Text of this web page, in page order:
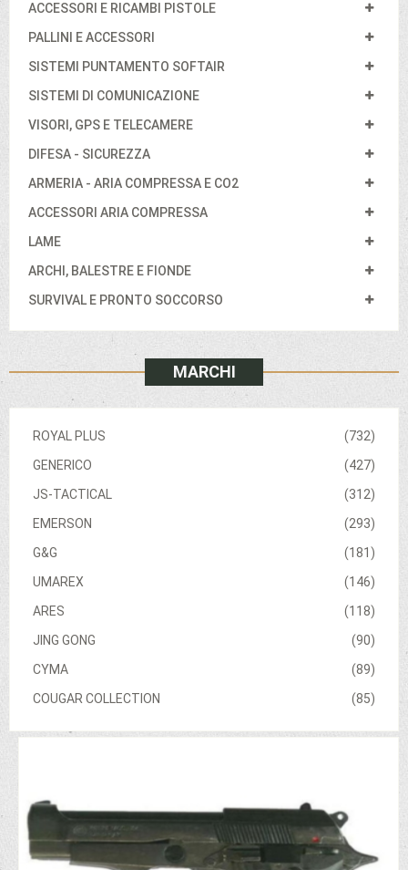
ACCESSORI E RICAMBI PISTOLE
PALLINI E ACCESSORI
SISTEMI PUNTAMENTO SOFTAIR
SISTEMI DI COMUNICAZIONE
VISORI, GPS E TELECAMERE
DIFESA - SICUREZZA
ARMERIA - ARIA COMPRESSA E CO2
ACCESSORI ARIA COMPRESSA
LAME
ARCHI, BALESTRE E FIONDE
SURVIVAL E PRONTO SOCCORSO
MARCHI
(732)
ROYAL PLUS
(427)
GENERICO
(312)
JS-TACTICAL
(293)
EMERSON
(181)
G&G
(146)
UMAREX
(118)
ARES
(90)
JING GONG
(89)
CYMA
(85)
COUGAR COLLECTION